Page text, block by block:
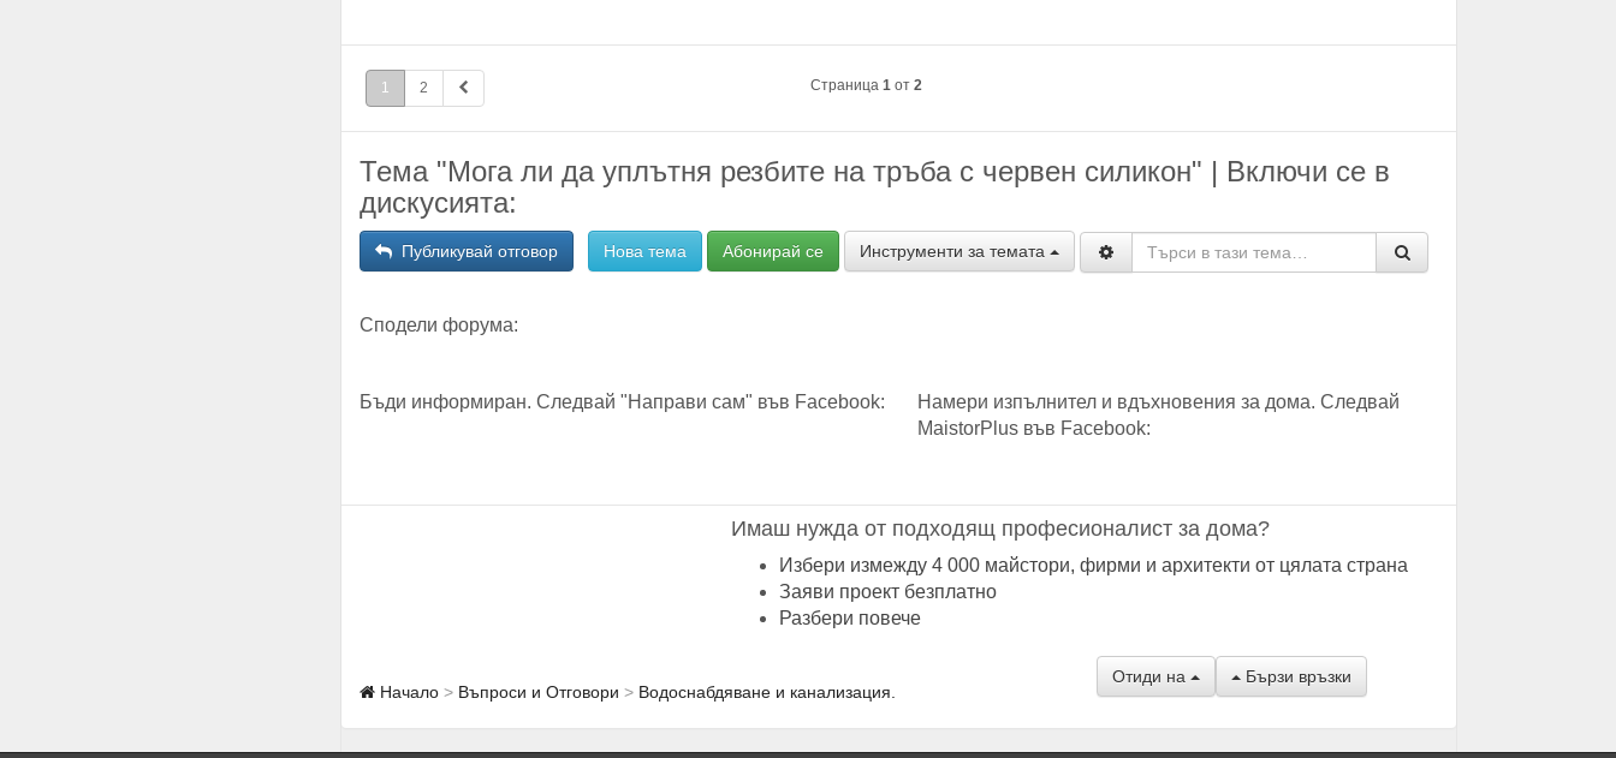
1 2 Страница 1от 2
Тема "Мога ли да уплътня резбите на тръба с червен силикон" | Включи се в
дискусията:
Публикувай отговор Нова тема Абонирай се Инструменти за темата
Сподели форума:
Бъди информиран. Следвай "Направи сам" във Facebook:
Намери изпълнител и вдъхновения за дома. Следвай
MaistorPlus във Facebook:
Имаш нужда от подходящ професионалист за дома?
Избери измежду 4 000 майстори, фирми и архитекти от цялата страна
Заяви проект безплатно
Разбери повече
Начало Въпроси и Отговори Водоснабдяване и канализация.
Отиди на Бързи връзки